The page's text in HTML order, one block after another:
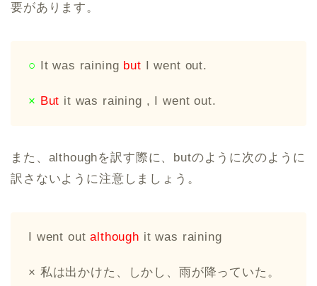
要があります。
○ It was raining but I went out.
× But it was raining , I went out.
また、althoughを訳す際に、butのように次のように
訳さないように注意しましょう。
I went outalthough it was raining
× 私は出かけた、しかし、雨が降っていた。